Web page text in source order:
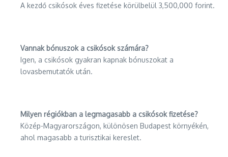
A kezdő csikósok éves fizetése körülbelül 3,500,000 forint.
Vannak bónuszok a csikósok számára?
Igen, a csikósok gyakran kapnak bónuszokat a
lovasbemutatók után.
Milyen régiókban a legmagasabb a csikósok fizetése?
Közép-Magyarországon, különösen Budapest környékén,
ahol magasabb a turisztikai kereslet.